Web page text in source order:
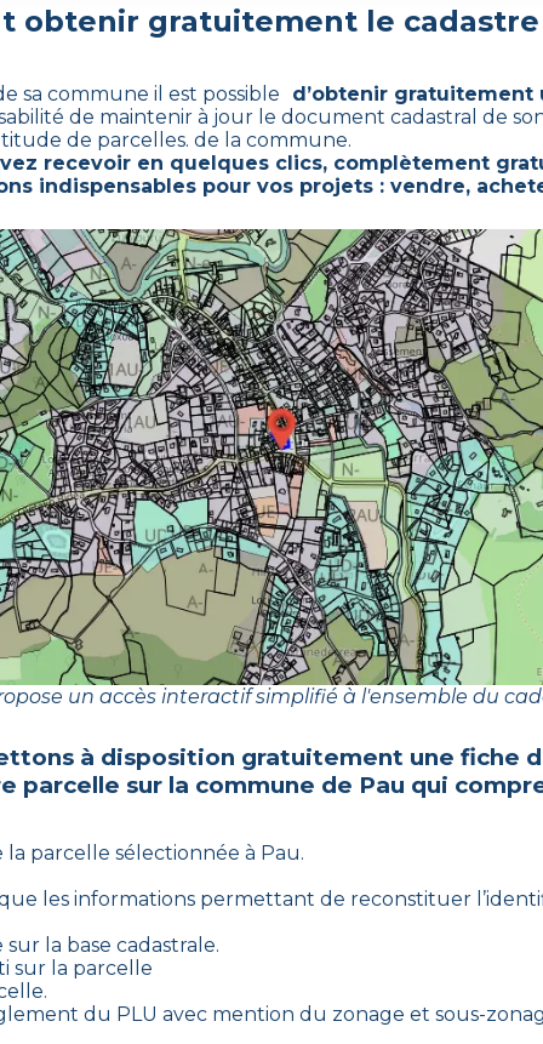
obtenir gratuitement le
sa commune il est possible d’obtenir gratuitement
de maintenir à jour le document cadastral de
de parcelles. de la commune.
recevoir en quelques clics, complètement
indispensables pour vos projets : vendre,
un accès interactif simplifié à l'ensemble du
à disposition gratuitement une fiche
parcelle sur la commune de Pau qui
parcelle sélectionnée à Pau.
que les informations permettant de reconstituer
la base cadastrale.
sur la parcelle
du PLU avec mention du zonage et sous-